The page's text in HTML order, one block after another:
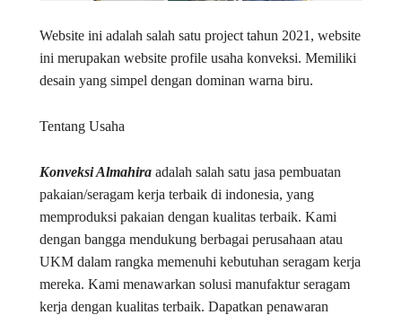
Website ini adalah salah satu project tahun 2021, website
ini merupakan website profile usaha konveksi. Memiliki
desain yang simpel dengan dominan warna biru.
Tentang Usaha
Konveksi Almahiraadalah salah satu jasa pembuatan
pakaian/seragam kerja terbaik di indonesia, yang
memproduksi pakaian dengan kualitas terbaik. Kami
dengan bangga mendukung berbagai perusahaan atau
UKM dalam rangka memenuhi kebutuhan seragam kerja
mereka. Kami menawarkan solusi manufaktur seragam
kerja dengan kualitas terbaik. Dapatkan penawaran